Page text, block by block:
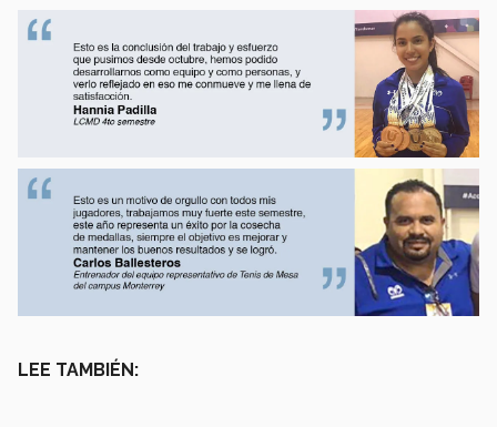
LEE TAMBIÉN: